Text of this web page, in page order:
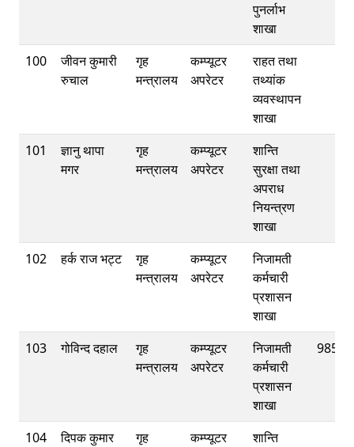
पुनर्लाभ
शाखा
100
जीवन कुमारी
रुचाल
गृह
मन्त्रालय
कम्प्यूटर
अपरेटर
राहत तथा
तथ्यांक
व्यवस्थापन
शाखा
101
ज्ञानु थापा
मगर
गृह
मन्त्रालय
कम्प्यूटर
अपरेटर
शान्ति
सुरक्षा तथा
अपराध
नियन्त्रण
शाखा
102
हर्क राज भट्ट
गृह
मन्त्रालय
कम्प्यूटर
अपरेटर
निजामती
कर्मचारी
प्रशासन
शाखा
103
गोविन्द दहाल
गृह
मन्त्रालय
कम्प्यूटर
अपरेटर
निजामती
कर्मचारी
प्रशासन
शाखा
104
दिपक कुमार
गृह
कम्प्यूटर
शान्ति